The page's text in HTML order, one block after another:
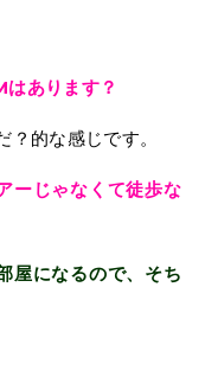
あります？
的な感じです。
ーじゃなくて徒歩な
屋になるので、そち